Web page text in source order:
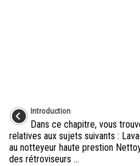
Introduction
Dans ce chapitre, vous
relatives aux sujets suivants :
au notteyeur haute prestion
des rétroviseurs ...